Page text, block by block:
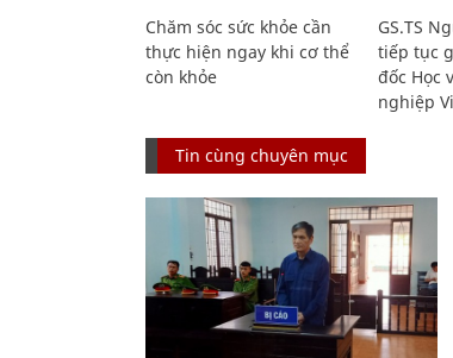
Chăm sóc sức khỏe cần
thực hiện ngay khi cơ thể
còn khỏe
GS.TS
tiếp tục
đốc Học
nghiệp
Tin cùng chuyên mục